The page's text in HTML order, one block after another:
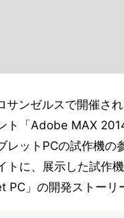
サンゼルスで開催さ
ト「Adobe MAX
レットPCの試作機の
トに、展示した試作
」の開発ストーリ